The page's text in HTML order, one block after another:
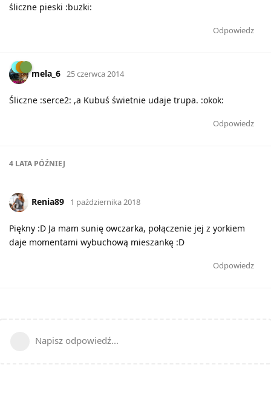
śliczne pieski :buzki:
Odpowiedz
mela_6 25 czerwca 2014
Śliczne :serce2: ,a Kubuś świetnie udaje trupa. :okok:
Odpowiedz
4 LATA PÓŹNIEJ
Renia89 1 października 2018
Piękny :D Ja mam sunię owczarka, połączenie jej z yorkiem
daje momentami wybuchową mieszankę :D
Odpowiedz
Napisz odpowiedź...